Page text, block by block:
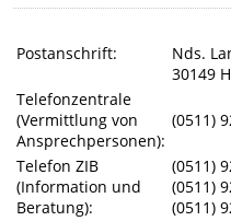
Postanschrift:
Nds.
30149
Telefonzentrale
(Vermittlung von
Ansprechpersonen):
(0511)
Telefon ZIB
(Information und
Beratung):
(0511)
(0511)
(0511)